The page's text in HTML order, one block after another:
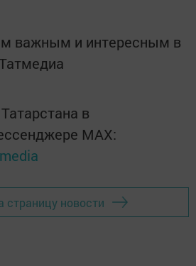
важным и интересным в
в
MАХ:
страницу новости